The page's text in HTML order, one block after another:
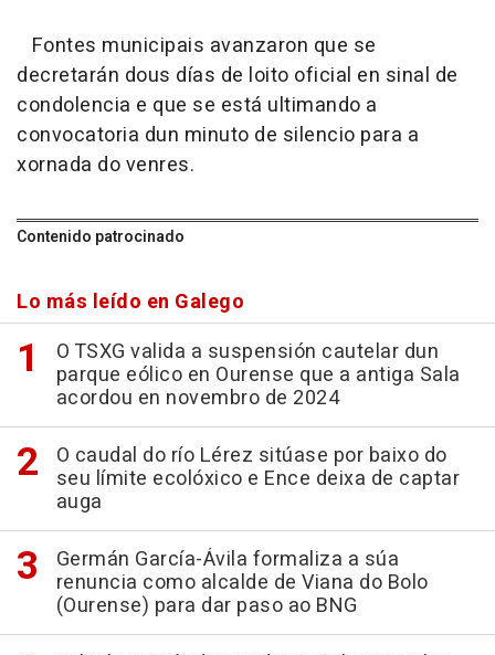
Fontes municipais avanzaron que se
decretarán dous días de loito oficial en sinal de
condolencia e que se está ultimando a
convocatoria dun minuto de silencio para a
xornada do venres.
Contenido patrocinado
Lo más leído en Galego
O TSXG valida a suspensión cautelar dun
parque eólico en Ourense que a antiga Sala
acordou en novembro de 2024
O caudal do río Lérez sitúase por baixo do
seu límite ecolóxico e Ence deixa de captar
auga
Germán García-Ávila formaliza a súa
renuncia como alcalde de Viana do Bolo
(Ourense) para dar paso ao BNG